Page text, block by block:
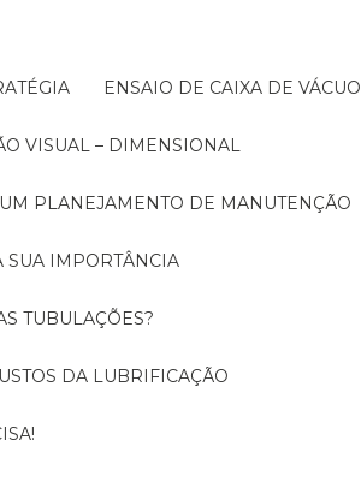
ENSAIO DE CAIXA DE VÁCUO
VISUAL – DIMENSIONAL
PLANEJAMENTO DE MANUTENÇÃO
SUA IMPORTÂNCIA
TUBULAÇÕES?
DA LUBRIFICAÇÃO